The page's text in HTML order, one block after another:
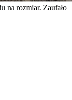
na rozmiar. Zaufało